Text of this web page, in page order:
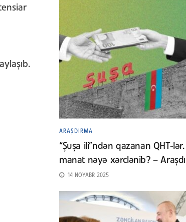
ARAŞDIRMA
“Şuşa ili”ndən qazanan QHT-
manat nəyə xərclənib? –
14 NOYABR 2025